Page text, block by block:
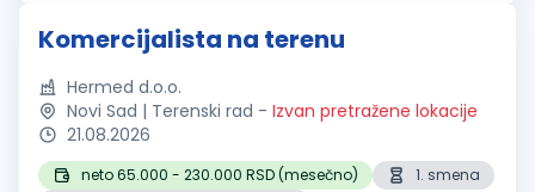
Komercijalista na terenu
Hermed d.o.o.
Novi Sad | Terenski rad - Izvan pretražene lokacije
21.08.2026
neto 65.000 - 230.000 RSD (mesečno)
1. smena